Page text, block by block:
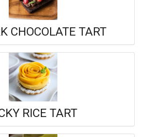
CHOCOLATE TART
RICE TART